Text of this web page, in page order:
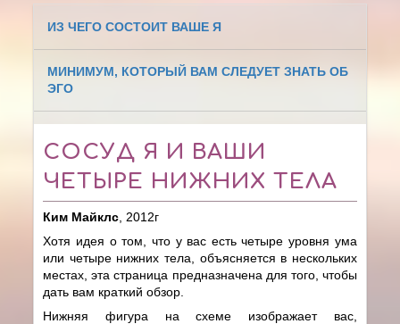
ИЗ ЧЕГО СОСТОИТ ВАШЕ Я
МИНИМУМ, КОТОРЫЙ ВАМ СЛЕДУЕТ ЗНАТЬ ОБ
ЭГО
СОСУД Я И ВАШИ
ЧЕТЫРЕ НИЖНИХ ТЕЛА
Ким Майклс , 2012г
Хотя идея о том, что у вас есть четыре уровня ума
или четыре нижних тела, объясняется в нескольких
местах, эта страница предназначена для того, чтобы
дать вам краткий обзор.
Нижняя фигура на схеме изображает вас,